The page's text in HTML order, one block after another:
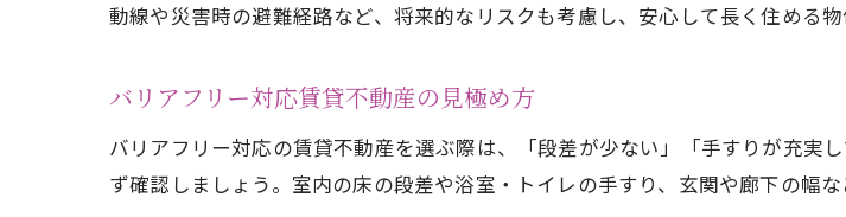
動線や災害時の避難経路など、将来的なリスクも考慮し、安心して長く住める物
バリアフリー対応賃貸不動産の見極め方
バリアフリー対応の賃貸不動産を選ぶ際は、「段差が少ない」「手すりが充実
ず確認しましょう。室内の床の段差や浴室・トイレの手すり、玄関や廊下の幅な